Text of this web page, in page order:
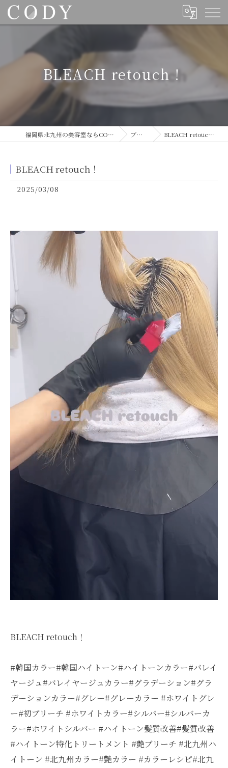
BLEACH retouch！
福岡県北九州の美容室ならCODY ブログ BLEACH retouch！
BLEACH retouch！
2025/03/08
BLEACH retouch！
#韓国カラー#韓国ハイトーン#ハイトーンカラー#バレイ
ヤージュ#バレイヤージュカラー#グラデーション#グラ
デーションカラー#グレー#グレーカラー #ホワイトグレ
ー#初ブリーチ #ホワイトカラー#シルバー#シルバーカ
ラー#ホワイトシルバー #ハイトーン髪質改善#髪質改善
#ハイトーン特化トリートメント #艶ブリーチ #北九州ハ
イトーン #北九州カラー#艶カラー #カラーレシピ#北九